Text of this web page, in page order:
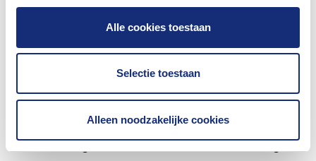
Alle cookies toestaan
Selectie toestaan
Alleen noodzakelijke cookies
Grootste uitdaging? Het weer!
Over de grootste uitdaging waar de sector voor
staat, hoeft Havekes niet lang na te denken: het
veranderende weer. “We hebben nu al het weer dat
we eigenlijk pas voor 2050 hadden verwacht. Dat
betekent nogal wat voor onze watervoorziening.